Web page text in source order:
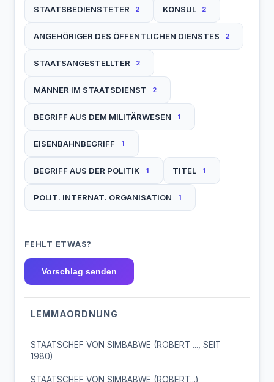
STAATSBEDIENSTETER 2 KONSUL 2
ANGEHÖRIGER DES ÖFFENTLICHEN DIENSTES 2
STAATSANGESTELLTER 2
MÄNNER IM STAATSDIENST 2
BEGRIFF AUS DEM MILITÄRWESEN 1
EISENBAHNBEGRIFF 1
BEGRIFF AUS DER POLITIK 1 TITEL 1
POLIT. INTERNAT. ORGANISATION 1
FEHLT ETWAS?
Vorschlag senden
LEMMAORDNUNG
STAATSCHEF VON SIMBABWE (ROBERT ..., SEIT
1980)
STAATSCHEF VON SIMBABWE (ROBERT...)